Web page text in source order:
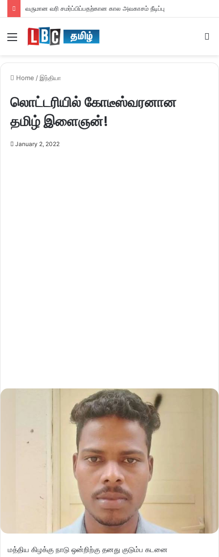
வருமான வரி சமர்ப்பிப்பதற்கான கால அவகாசம் நீடிப்பு
Home /இந்தியா
லொட்டரியில் கோடீஸ்வரனான
தமிழ் இளைஞன்!
January 2, 2022
மத்திய கிழக்கு நாடு ஒன்றிற்கு தனது குடும்ப கடனை